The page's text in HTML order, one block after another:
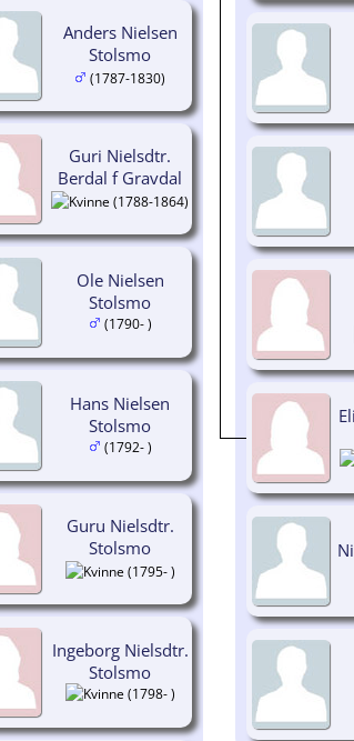
Anders Nielsen
Stolsmo
(1787-1830)
Guri Nielsdtr.
Berdal f Gravdal
(1788-1864)
Ole Nielsen
Stolsmo
(1790- )
Hans Nielsen
Stolsmo
(1792- )
Guru Nielsdtr.
Stolsmo
(1795- )
Ingeborg Nielsdtr.
Stolsmo
(1798- )